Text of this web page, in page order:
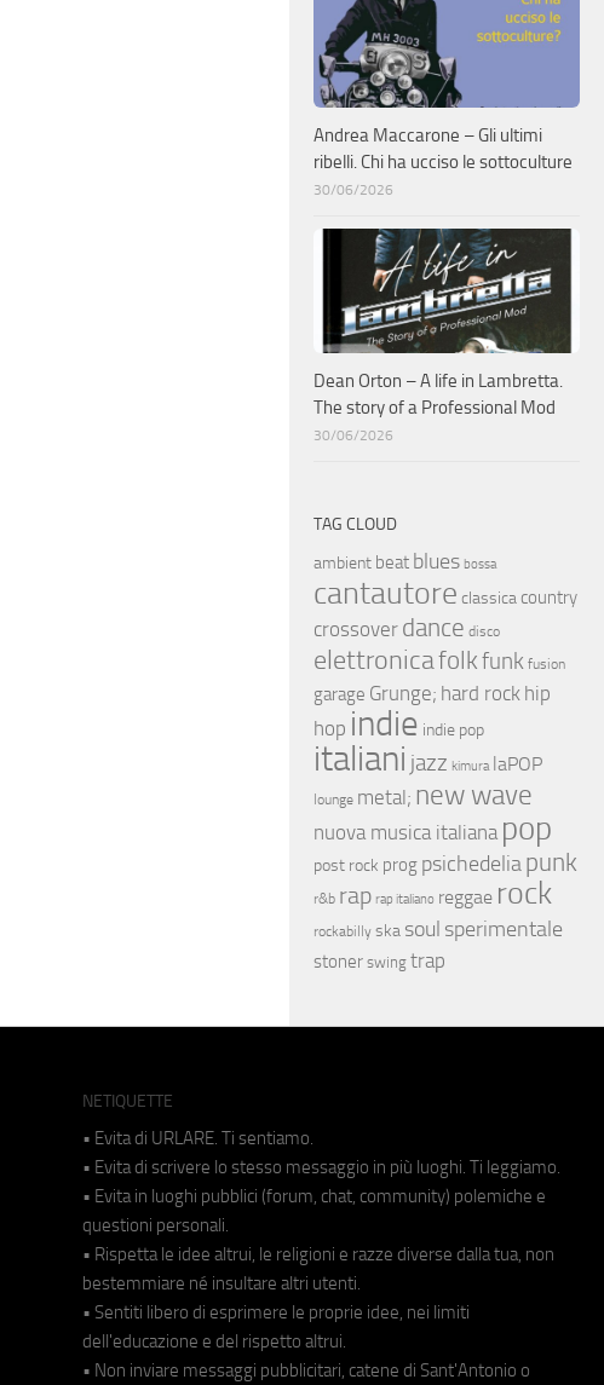
Andrea Maccarone – Gli ultimi
ribelli. Chi ha ucciso le sottoculture
30/06/2026
Dean Orton – A life in Lambretta.
The story of a Professional Mod
30/06/2026
TAG CLOUD
ambient beat blues bossa
cantautore classica country
crossover dance disco
elettronicafolkfunk fusion
garage Grunge; hard rock hip
hop indie indie pop
italiani jazz kimura laPOP
lounge metal; new wave
nuova musica italiana pop
post rock prog psichedeliapunk
r&b rap rap italiano reggae rock
rockabilly ska soul sperimentale
stoner swing trap
NETIQUETTE
• Evita di URLARE. Ti sentiamo.
• Evita di scrivere lo stesso messaggio in più luoghi. Ti leggiamo.
• Evita in luoghi pubblici (forum, chat, community) polemiche e
questioni personali.
• Rispetta le idee altrui, le religioni e razze diverse dalla tua, non
bestemmiare né insultare altri utenti.
• Sentiti libero di esprimere le proprie idee, nei limiti
dell'educazione e del rispetto altrui.
• Non inviare messaggi pubblicitari, catene di Sant'Antonio o